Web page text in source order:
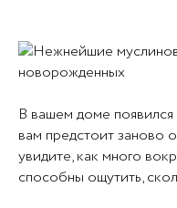
В вашем доме
вам предстоит заново
увидите, как много
способны ощутить,